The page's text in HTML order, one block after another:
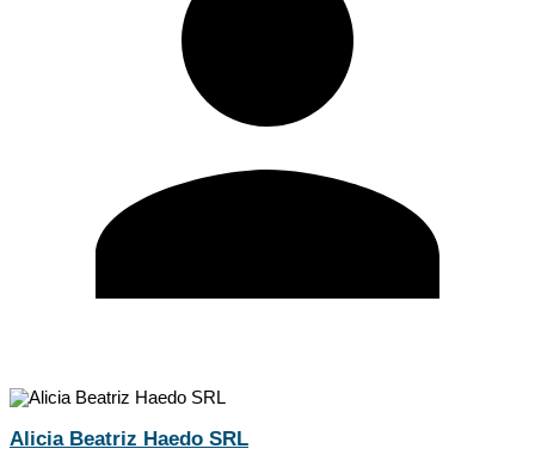
Alicia Beatriz Haedo SRL